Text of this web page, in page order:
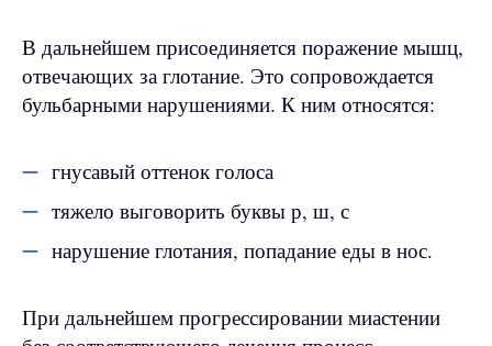
В дальнейшем присоединяется поражение мышц,
отвечающих за глотание. Это сопровождается
бульбарными нарушениями. К ним относятся:
гнусавый оттенок голоса
тяжело выговорить буквы р, ш, с
нарушение глотания, попадание еды в нос.
При дальнейшем прогрессировании миастении